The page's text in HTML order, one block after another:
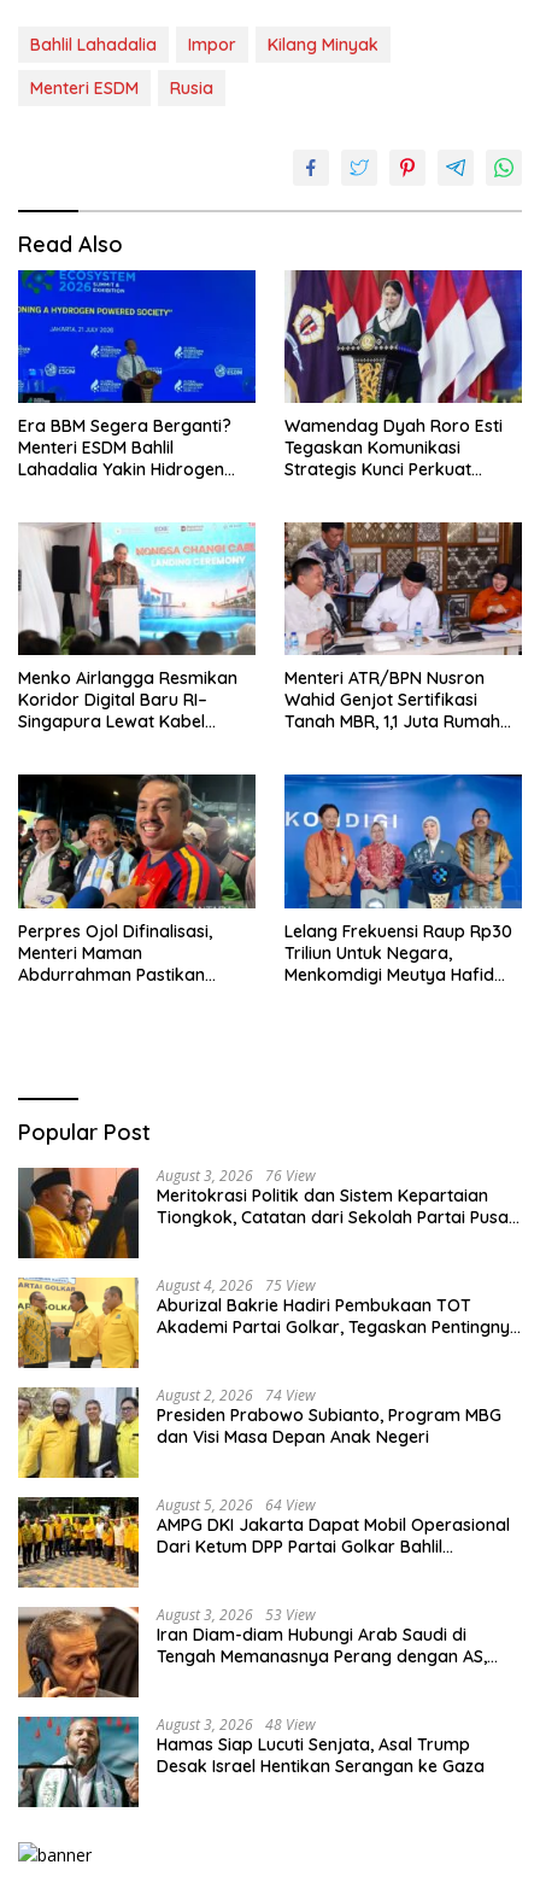
Bahlil Lahadalia Impor
Kilang Minyak
Menteri ESDM
Rusia
Read Also
Era BBM Segera Berganti?
Menteri ESDM Bahlil
Lahadalia Yakin Hidrogen
Wamendag Dyah Roro Esti
Tegaskan Komunikasi
Strategis Kunci Perkuat
Menko Airlangga Resmikan
Koridor Digital Baru RI–
Singapura Lewat Kabel
Menteri ATR/BPN Nusron
Wahid Genjot Sertifikasi
Tanah MBR, 1,1 Juta Rumah
Perpres Ojol Difinalisasi,
Menteri Maman
Abdurrahman Pastikan
Lelang Frekuensi Raup Rp30
Triliun Untuk Negara,
Menkomdigi Meutya Hafid
Popular Post
August 3, 2026 76 View
Meritokrasi Politik dan Sistem Kepartaian
Tiongkok, Catatan dari Sekolah Partai Pusat
August 4, 2026 75 View
Aburizal Bakrie Hadiri Pembukaan TOT
Akademi Partai Golkar, Tegaskan Pentingnya
August 2, 2026 74 View
Presiden Prabowo Subianto, Program MBG
dan Visi Masa Depan Anak Negeri
August 5, 2026 64 View
AMPG DKI Jakarta Dapat Mobil Operasional
Dari Ketum DPP Partai Golkar Bahlil
August 3, 2026 53 View
Iran Diam-diam Hubungi Arab Saudi di
Tengah Memanasnya Perang dengan AS,
August 3, 2026 48 View
Hamas Siap Lucuti Senjata, Asal Trump
Desak Israel Hentikan Serangan ke Gaza